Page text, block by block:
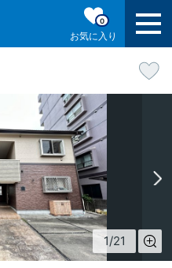
お気に入り
0
1/21